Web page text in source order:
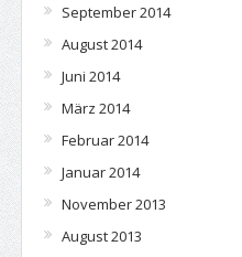
September 2014
August 2014
Juni 2014
März 2014
Februar 2014
Januar 2014
November 2013
August 2013